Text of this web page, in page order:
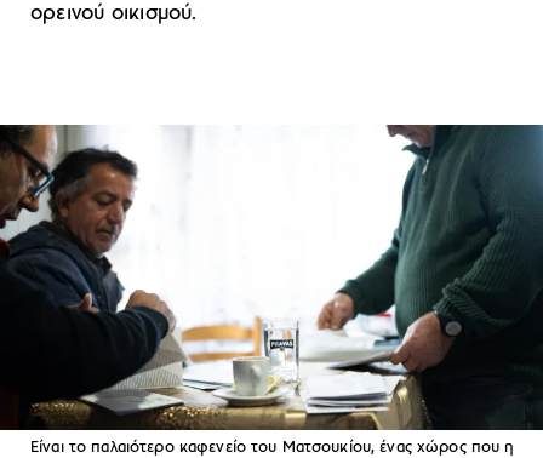
ορεινού οικισμού.
Είναι το παλαιότερο καφενείο του Ματσουκίου, ένας χώρος που η